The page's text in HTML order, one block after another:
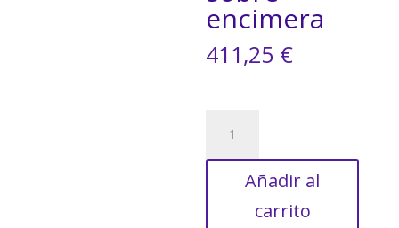
encimera
411,25 €
Baño
BEQUIAAñadir al
carrito